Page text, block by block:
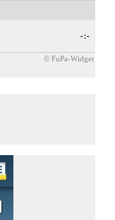
-:-
© FuPa-Widget